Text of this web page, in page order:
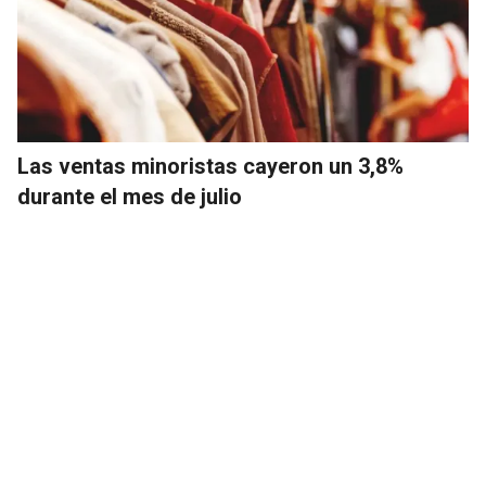
Las ventas minoristas cayeron un 3,8%
durante el mes de julio